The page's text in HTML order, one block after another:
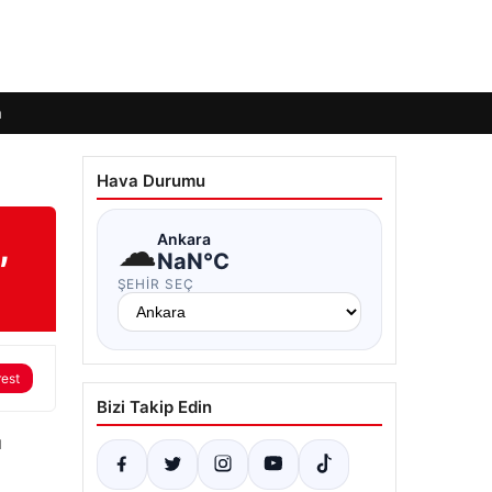
Hava Durumu
☁Ankara
NaN°C
ŞEHIR SEÇ
Bizi Takip Edin